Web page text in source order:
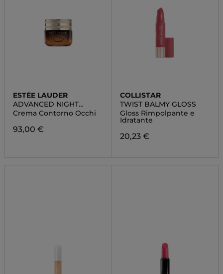
ESTÉE LAUDER
ADVANCED NIGHT
REPAIR EYE GEL CREAM
Crema Contorno Occhi
93,00 €
COLLISTAR
TWIST BALMY GLOSS
Gloss Rimpolpante e
Idratante
20,23 €